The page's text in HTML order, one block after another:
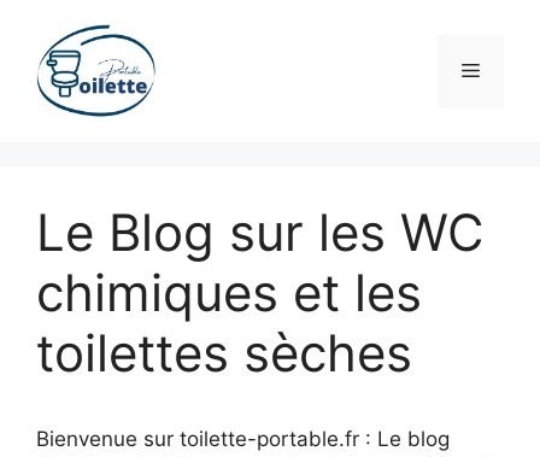
contenu
Menu
Le Blog sur les WC
chimiques et les
toilettes sèches
Bienvenue sur toilette-portable.fr : Le blog